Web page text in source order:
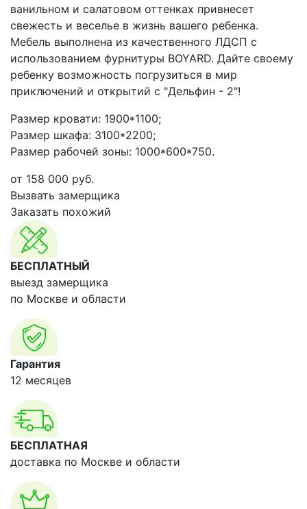
ванильном и салатовом оттенках привнесет
свежесть и веселье в жизнь вашего ребенка.
Мебель выполнена из качественного ЛДСП с
использованием фурнитуры BOYARD. Дайте своему
ребенку возможность погрузиться в мир
приключений и открытий с "Дельфин - 2"!
Размер кровати: 1900*1100;
Размер шкафа: 3100*2200;
Размер рабочей зоны: 1000*600*750.
от 158 000 руб.
Вызвать замерщика
Заказать похожий
БЕСПЛАТНЫЙ
выезд замерщика
по Москве и области
Гарантия
12 месяцев
БЕСПЛАТНАЯ
доставка по Москве и области